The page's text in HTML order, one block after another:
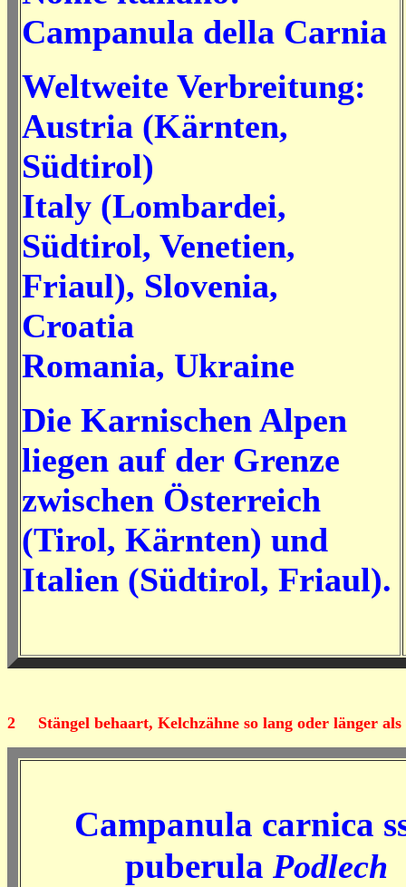
Campanula della Carnia
Weltweite Verbreitung:
Austria (Kärnten,
Südtirol)
Italy (Lombardei,
Südtirol, Venetien,
Friaul), Slovenia,
Croatia
Romania, Ukraine
Die Karnischen Alpen
liegen auf der Grenze
zwischen Österreich
(Tirol, Kärnten) und
Italien (Südtirol, Friaul).
2 Stängel behaart, Kelchzähne so lang oder länger
Campanula carnica
puberula Podlech